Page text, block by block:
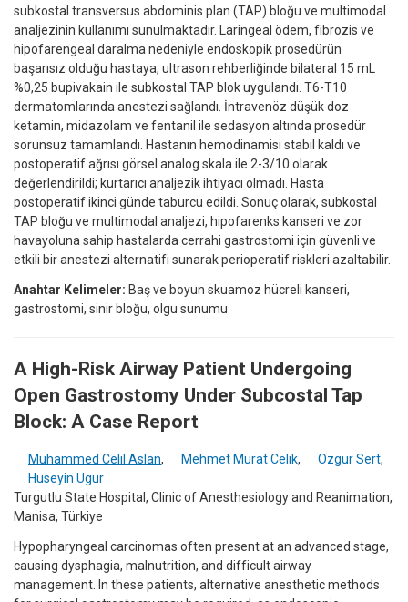
subkostal transversus abdominis plan (TAP) bloğu ve multimodal
analjezinin kullanımı sunulmaktadır. Laringeal ödem, fibrozis ve
hipofarengeal daralma nedeniyle endoskopik prosedürün
başarısız olduğu hastaya, ultrason rehberliğinde bilateral 15 mL
%0,25 bupivakain ile subkostal TAP blok uygulandı. T6-T10
dermatomlarında anestezi sağlandı. İntravenöz düşük doz
ketamin, midazolam ve fentanil ile sedasyon altında prosedür
sorunsuz tamamlandı. Hastanın hemodinamisi stabil kaldı ve
postoperatif ağrısı görsel analog skala ile 2-3/10 olarak
değerlendirildi; kurtarıcı analjezik ihtiyacı olmadı. Hasta
postoperatif ikinci günde taburcu edildi. Sonuç olarak, subkostal
TAP bloğu ve multimodal analjezi, hipofarenks kanseri ve zor
havayoluna sahip hastalarda cerrahi gastrostomi için güvenli ve
etkili bir anestezi alternatifi sunarak perioperatif riskleri azaltabilir.
Anahtar Kelimeler: Baş ve boyun skuamoz hücreli kanseri,
gastrostomi, sinir bloğu, olgu sunumu
A High-Risk Airway Patient Undergoing
Open Gastrostomy Under Subcostal Tap
Block: A Case Report
Muhammed Celil Aslan, Mehmet Murat Celik, Ozgur Sert,
Huseyin Ugur
Turgutlu State Hospital, Clinic of Anesthesiology and Reanimation,
Manisa, Türkiye
Hypopharyngeal carcinomas often present at an advanced stage,
causing dysphagia, malnutrition, and difficult airway
management. In these patients, alternative anesthetic methods